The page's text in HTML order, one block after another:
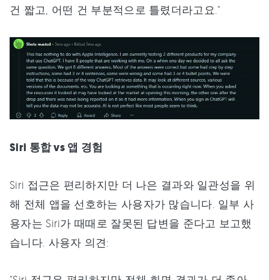
건 짧고, 어떤 건 부분적으로 틀렸더라고요."
Siri 통합 vs 앱 경험
Siri 접근은 편리하지만 더 나은 결과와 일관성을 위
해 전체 앱을 선호하는 사용자가 많습니다. 일부 사
용자는 Siri가 때때로 잘못된 답변을 준다고 보고했
습니다. 사용자 의견: